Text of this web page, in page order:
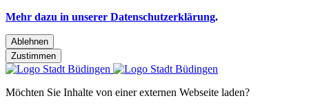
Mehr dazu in unserer Datenschutzerklärung.
Ablehnen
Zustimmen
Möchten Sie Inhalte von einer externen Webseite laden?